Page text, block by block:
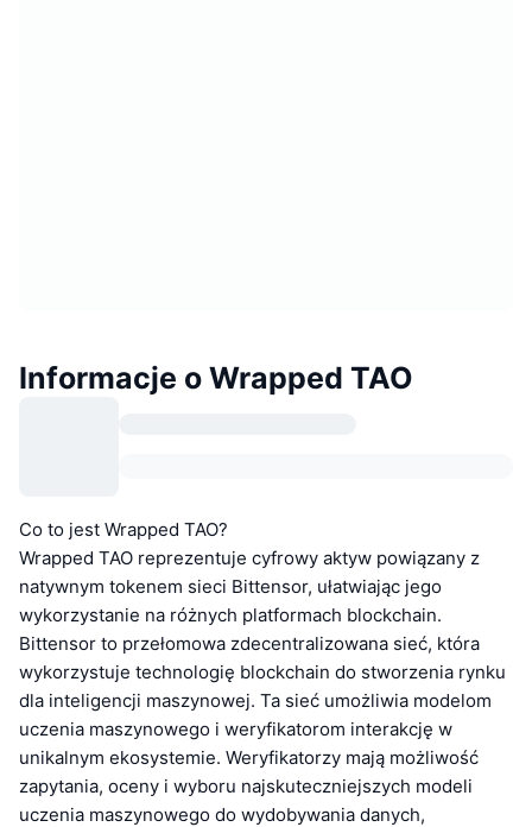
Informacje o Wrapped TAO
Co to jest Wrapped TAO?
Wrapped TAO reprezentuje cyfrowy aktyw powiązany z
natywnym tokenem sieci Bittensor, ułatwiając jego
wykorzystanie na różnych platformach blockchain.
Bittensor to przełomowa zdecentralizowana sieć, która
wykorzystuje technologię blockchain do stworzenia rynku
dla inteligencji maszynowej. Ta sieć umożliwia modelom
uczenia maszynowego i weryfikatorom interakcję w
unikalnym ekosystemie. Weryfikatorzy mają możliwość
zapytania, oceny i wyboru najskuteczniejszych modeli
uczenia maszynowego do wydobywania danych,